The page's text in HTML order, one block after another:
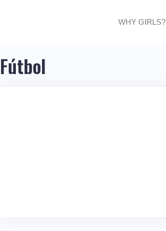
WHY GIRLS?
Fútbol